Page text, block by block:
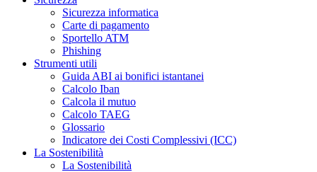
Sicurezza informatica
Carte di pagamento
Sportello ATM
Phishing
Strumenti utili
Guida ABI ai bonifici istantanei
Calcolo Iban
Calcola il mutuo
Calcolo TAEG
Glossario
Indicatore dei Costi Complessivi (ICC)
La Sostenibilità
La Sostenibilità